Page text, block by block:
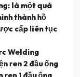
là một quá
thành hồ
cấp liên tục
Welding
ren 2 đầu ống
1 đầu ống